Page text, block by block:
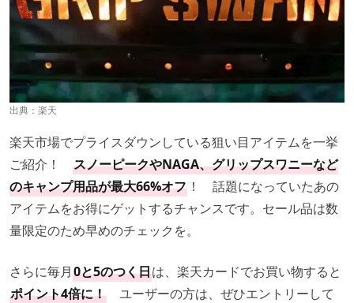
出典： 楽天
楽天市場でプライスダウンしている狙い目アイテムを一挙
ご紹介！ スノーピークやNAGA、グリップスワニーなど
のキャンプ用品が最大66%オフ ！ 話題になっていたあの
アイテムをお得にゲットするチャンスです。セール品は数
量限定のため早めのチェックを。
さらに毎月0と5のつく日は、楽天カードでお買い物すると
ポイント4倍に！ ユーザーの方は、ぜひエントリーして